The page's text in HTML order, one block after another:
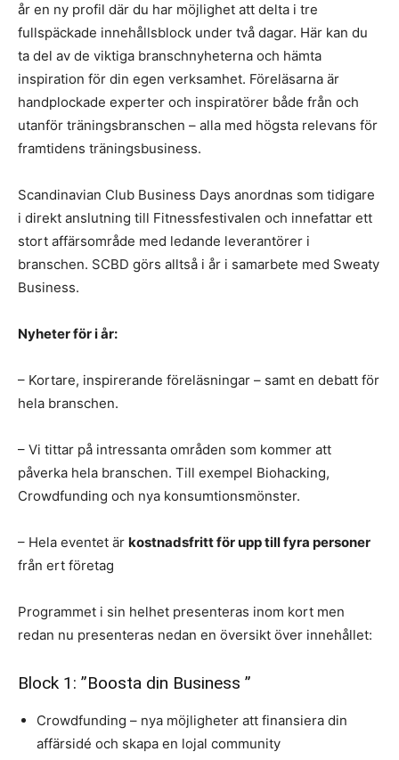
år en ny profil där du har möjlighet att delta i tre
fullspäckade innehållsblock under två dagar. Här kan du
ta del av de viktiga branschnyheterna och hämta
inspiration för din egen verksamhet. Föreläsarna är
handplockade experter och inspiratörer både från och
utanför träningsbranschen – alla med högsta relevans för
framtidens träningsbusiness.
Scandinavian Club Business Days anordnas som tidigare
i direkt anslutning till Fitnessfestivalen och innefattar ett
stort affärsområde med ledande leverantörer i
branschen. SCBD görs alltså i år i samarbete med Sweaty
Business.
Nyheter för i år:
– Kortare, inspirerande föreläsningar – samt en debatt för
hela branschen.
– Vi tittar på intressanta områden som kommer att
påverka hela branschen. Till exempel Biohacking,
Crowdfunding och nya konsumtionsmönster.
– Hela eventet är kostnadsfritt för upp till fyra personer
från ert företag
Programmet i sin helhet presenteras inom kort men
redan nu presenteras nedan en översikt över innehållet:
Block 1: ”Boosta din Business ”
Crowdfunding – nya möjligheter att finansiera din
affärsidé och skapa en lojal community